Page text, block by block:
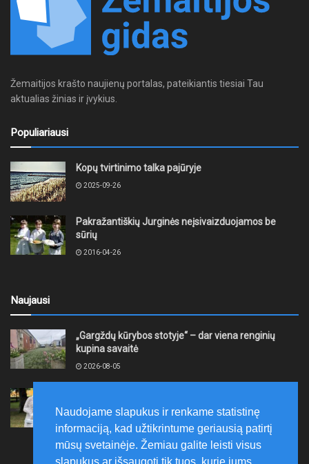
Žemaitijos krašto naujienų portalas, pateikiantis tiesiai Tau
aktualias žinias ir įvykius.
Populiariausi
Kopų tvirtinimo talka pajūryje
2025-09-26
Pakražantiškių Jurginės neįsivaizduojamos be
sūrių
2016-04-26
Naujausi
„Gargždų kūrybos stotyje“ – dar viena renginių
kupina savaitė
2026-08-05
papuošė trys nauji kūriniai
2026-08-05
Naudojame slapukus ir renkame statistinę
informaciją, kad užtikrintume geriausią patirtį
mūsų svetainėje. Žemiau galite leisti visus
slapukus ar išsaugoti tik tuos, kurie jums